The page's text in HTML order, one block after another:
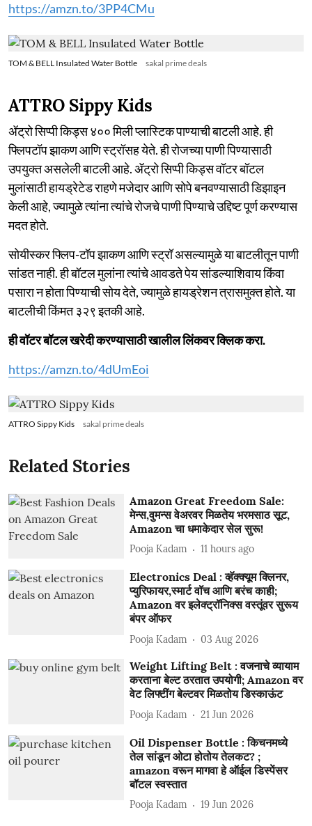
https://amzn.to/3PP4CMu
TOM & BELL Insulated Water Bottle sakal prime deals
ATTRO Sippy Kids
ॲट्रो सिप्पी किड्स ४०० मिली प्लास्टिक पाण्याची बाटली आहे. ही
फ्लिपटॉप झाकण आणि स्ट्रॉसह येते. ही रोजच्या पाणी पिण्यासाठी
उपयुक्त असलेली बाटली आहे. ॲट्रो सिप्पी किड्स वॉटर बॉटल
मुलांसाठी हायड्रेटेड राहणे मजेदार आणि सोपे बनवण्यासाठी डिझाइन
केली आहे, ज्यामुळे त्यांना त्यांचे रोजचे पाणी पिण्याचे उद्दिष्ट पूर्ण करण्यास
मदत होते.
सोयीस्कर फ्लिप-टॉप झाकण आणि स्ट्रॉ असल्यामुळे या बाटलीतून पाणी
सांडत नाही. ही बॉटल मुलांना त्यांचे आवडते पेय सांडल्याशिवाय किंवा
पसारा न होता पिण्याची सोय देते, ज्यामुळे हायड्रेशन त्रासमुक्त होते. या
बाटलीची किंमत ३२९ इतकी आहे.
ही वॉटर बॉटल खरेदी करण्यासाठी खालील लिंकवर क्लिक करा.
https://amzn.to/4dUmEoi
ATTRO Sippy Kids sakal prime deals
Related Stories
Amazon Great Freedom Sale:
मेन्स,वुमन्स वेअरवर मिळतेय भरमसाठ सूट,
Amazon चा धमाकेदार सेल सुरू!
Pooja Kadam 11 hours ago
Electronics Deal : व्हॅक्क्यूम क्लिनर,
प्युरिफायर,स्मार्ट वॉच आणि बरंच काही;
Amazon वर इलेक्ट्रॉनिक्स वस्तूंवर सुरूय
बंपर ऑफर
Pooja Kadam 03 Aug 2026
Weight Lifting Belt : वजनाचे व्यायाम
करताना बेल्ट ठरतात उपयोगी; Amazon वर
वेट लिफ्टींग बेल्टवर मिळतोय डिस्काऊंट
Pooja Kadam 21 Jun 2026
Oil Dispenser Bottle : किचनमध्ये
तेल सांडून ओटा होतोय तेलकट? ;
amazon वरून मागवा हे ऑईल डिस्पेंसर
बॉटल स्वस्तात
Pooja Kadam 19 Jun 2026